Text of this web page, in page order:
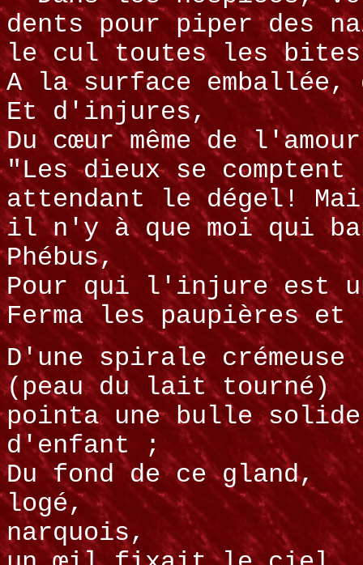
dents pour piper des
le cul toutes les
A la surface
Et d'injures,
Du cœur même de l'amour
"Les dieux se
attendant le dégel!
il n'y à que moi qui
Phébus,
Pour qui l'injure est
Ferma les paupières et
D'une spirale crémeuse
(peau du lait tourné)
pointa une bulle solide
d'enfant ;
Du fond de ce gland,
logé,
narquois,